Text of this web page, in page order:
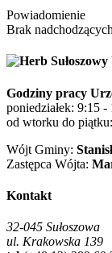
Powiadomienie
Brak
Godziny pracy
poniedziałek: 9:15 -
od wtorku do
Wójt Gminy:
Zastępca Wójta:
Kontakt
32-045 Sułoszowa
ul. Krakowska 139